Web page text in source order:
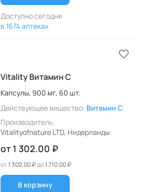
Доступно сегодня
в 1674 аптеках
Vitality Витамин C
Капсулы, 900 мг, 60 шт.
Действующее вещество: Витамин C
Производитель:
Vitalityofnature LTD, Нидерланды
от 1 302.00 ₽
от1 302.00 ₽до1 710.00 ₽
В корзину